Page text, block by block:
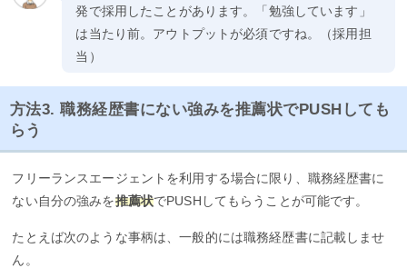
発で採用したことがあります。「勉強しています」
は当たり前。アウトプットが必須ですね。（採用担
当）
方法3. 職務経歴書にない強みを推薦状でPUSHしても
らう
フリーランスエージェントを利用する場合に限り、職務経歴書に
ない自分の強みを推薦状でPUSHしてもらうことが可能です。
たとえば次のような事柄は、一般的には職務経歴書に記載しませ
ん。